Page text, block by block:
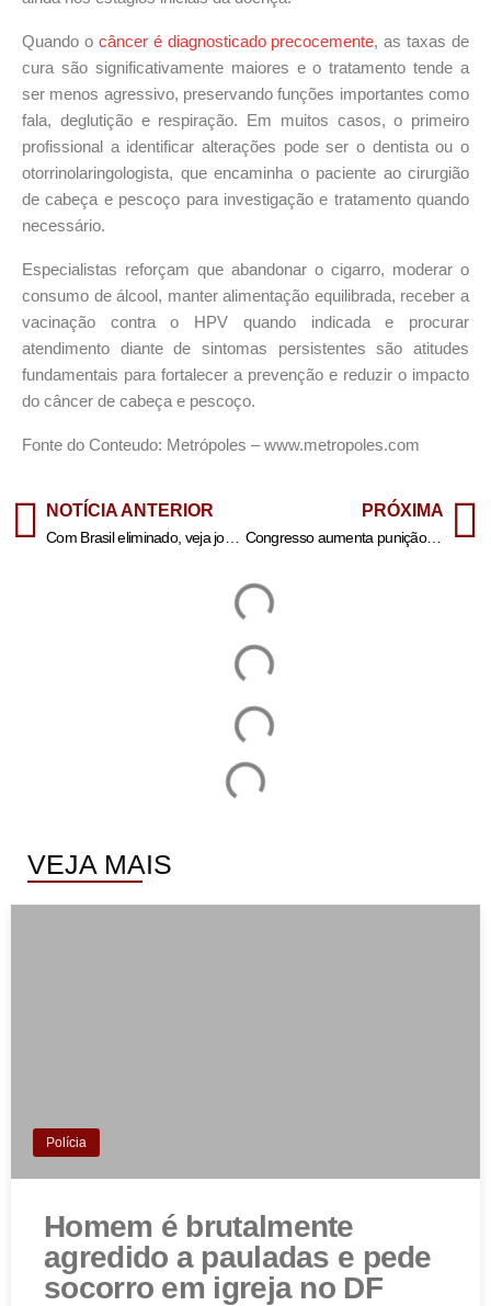
Quando o câncer é diagnosticado precocemente, as taxas de
cura são significativamente maiores e o tratamento tende a
ser menos agressivo, preservando funções importantes como
fala, deglutição e respiração. Em muitos casos, o primeiro
profissional a identificar alterações pode ser o dentista ou o
otorrinolaringologista, que encaminha o paciente ao cirurgião
de cabeça e pescoço para investigação e tratamento quando
necessário.
Especialistas reforçam que abandonar o cigarro, moderar o
consumo de álcool, manter alimentação equilibrada, receber a
vacinação contra o HPV quando indicada e procurar
atendimento diante de sintomas persistentes são atitudes
fundamentais para fortalecer a prevenção e reduzir o impacto
do câncer de cabeça e pescoço.
Fonte do Conteudo: Metrópoles – www.metropoles.com
NOTÍCIA ANTERIOR
Com Brasil eliminado, veja jogos e datas das quartas de final da Copa
PRÓXIMA
Congresso aumenta punição a crimes sexuais online contra crianças
VEJA MAIS
Polícia
Homem é brutalmente
agredido a pauladas e pede
socorro em igreja no DF